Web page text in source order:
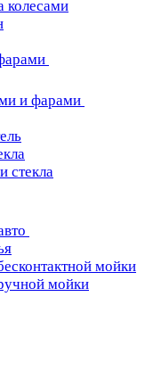
колесами
и фарами
стекла
мойки
мойки